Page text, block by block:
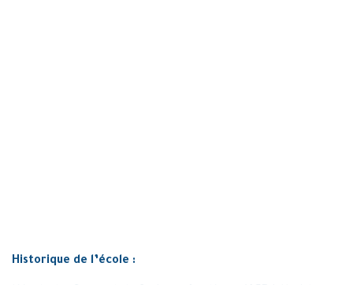
Historique de l’école :